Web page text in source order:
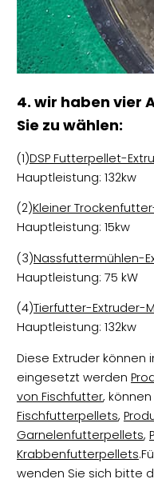
4. wir haben vier
Sie zu wählen:
(1)DSP Futterpellet-
Hauptleistung: 132kw
(2)Kleiner
Hauptleistung: 15kw
(3)Nassfuttermühlen-
Hauptleistung: 75 kW
(4)Tierfutter-Extruder-
Hauptleistung: 132kw
Diese Extruder können
eingesetzt werden
von Fischfutter,
Fischfutterpellets,
Garnelenfutterpellets,
Krabbenfutterpellets
wenden Sie sich bitte